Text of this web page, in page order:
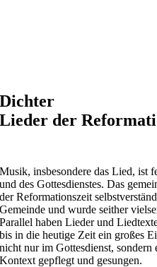
Dichter
Lieder der
Musik, insbesondere das Lied, ist
und des Gottesdienstes. Das
der Reformationszeit
Gemeinde und wurde seither
Parallel haben Lieder und
bis in die heutige Zeit ein großes
nicht nur im Gottesdienst,
Kontext gepflegt und gesungen.